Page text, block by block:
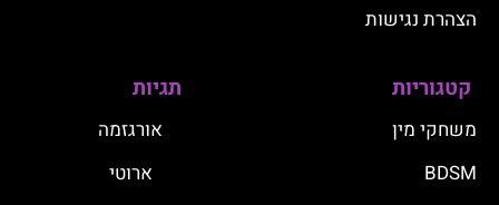
הצהרת נגישות
קטגוריות
משחקי מין
BDSM
תגיות
אורגזמה
ארוטי